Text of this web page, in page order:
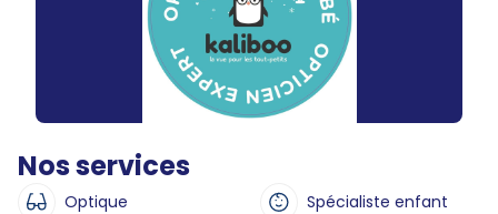
Nos services
Optique Spécialiste enfant